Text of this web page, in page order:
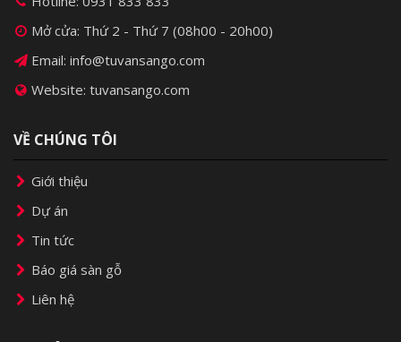
Mở cửa: Thứ 2 - Thứ 7 (08h00 - 20h00)
Email: info@tuvansango.com
Website: tuvansango.com
VỀ CHÚNG TÔI
Giới thiệu
Dự án
Tin tức
Báo giá sàn gỗ
Liên hệ